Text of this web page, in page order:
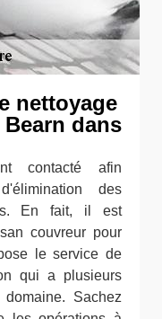
nettoyage
dans
contacté afin
des
En fait, il est
couvreur pour
le service de
qui a plusieurs
Sachez